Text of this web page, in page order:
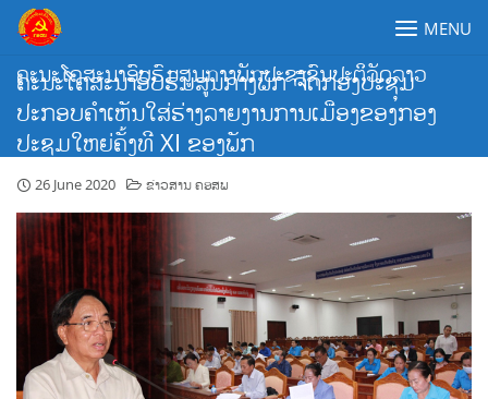
Skip
content
ຄະນະໂຄສະນາອົບຮົມສູນກາງພັກປະຊາຊົນປະຕິວັດລາວ
MENU
ຄະນະໂຄສະນາອົບຮົມສູນກາງພັກ ຈັດກອງປະຊຸມ
ປະກອບຄຳເຫັນໃສ່ຮ່າງລາຍງານການເມືອງຂອງກອງ
ປະຊຸມໃຫຍ່ຄັ້ງທີ XI ຂອງພັກ
26 June 2020 ຂ່າວສານ ຄອສພ